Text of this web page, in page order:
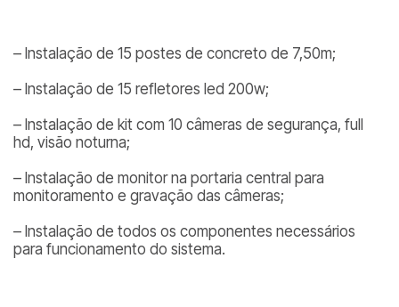
– Instalação de 15 postes de concreto de 7,50m;
– Instalação de 15 refletores led 200w;
– Instalação de kit com 10 câmeras de segurança, full
hd, visão noturna;
– Instalação de monitor na portaria central para
monitoramento e gravação das câmeras;
– Instalação de todos os componentes necessários
para funcionamento do sistema.